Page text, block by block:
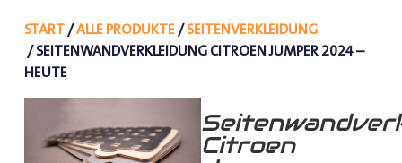
START/ALLE PRODUKTE/SEITENVERKLEIDUNG
/ SEITENWANDVERKLEIDUNG CITROEN JUMPER 2024 –
HEUTE
Citroen